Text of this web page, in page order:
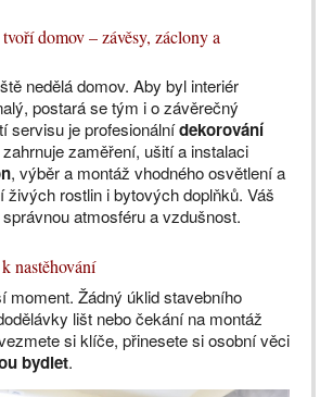
domov – závěsy, záclony a
nedělá domov. Aby byl interiér
postará se tým i o závěrečný
servisu je profesionálnídekorování
zaměření, ušití a instalaci
, výběr a montáž vhodného osvětlení a
živých rostlin i bytových doplňků. Váš
atmosféru a vzdušnost.
nastěhování
moment. Žádný úklid stavebního
lišt nebo čekání na montáž
si klíče, přinesete si osobní věci
bydlet.